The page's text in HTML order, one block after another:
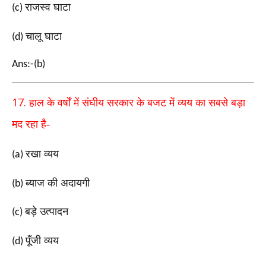
(c)राजस्व घाटा
(d)चालू घाटा
Ans:-(b)
17.हाल के वर्षों में संघीय सरकार के बजट में व्यय का सबसे बड़ा
मद रहा है-
(a)रखा व्यय
(b)ब्याज की अदायगी
(c)बड़े उत्पादन
(d)पूँजी व्यय